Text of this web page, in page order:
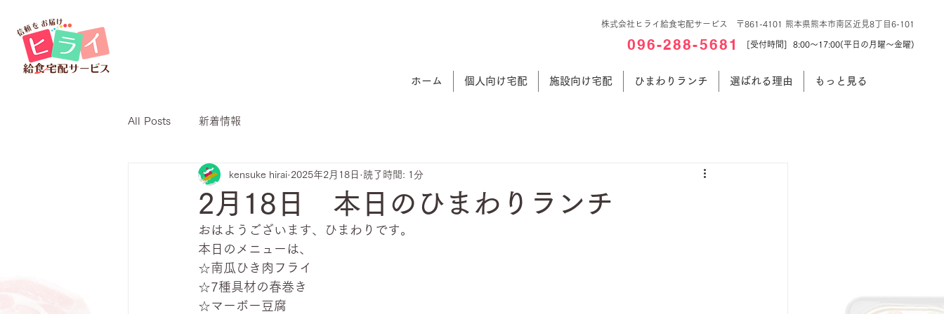
株式会社ヒライ給食宅配サービス 〒861-4101 熊本県熊本市南区近見8丁目6-101
096-288-5681 [受付時間] 8:00～17:00(平日の月曜～金曜)
ホーム 個人向け宅配 施設向け宅配 ひまわりランチ 選ばれる理由 もっと見る
All Posts 新着情報
2月18日 本日のひまわりランチ
kensuke hirai 2025年2月18日 読了時間: 1分
おはようございます、ひまわりです。
本日のメニューは、
☆南瓜ひき肉フライ
☆7種具材の春巻き
☆マーボー豆腐